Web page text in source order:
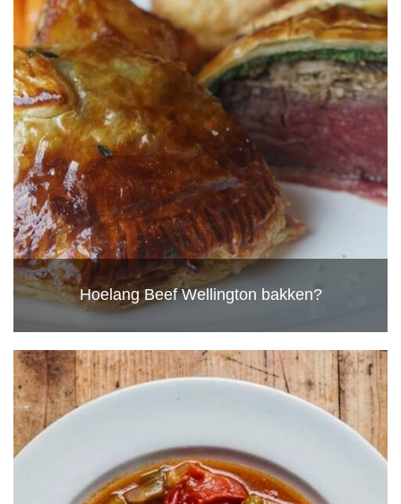
Hoelang Beef Wellington bakken?